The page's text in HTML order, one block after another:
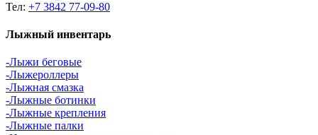
Тел: +7 3842 77-09-80
Лыжный инвентарь
-Лыжи беговые
-Лыжероллеры
-Лыжная смазка
-Лыжные ботинки
-Лыжные крепления
-Лыжные палки